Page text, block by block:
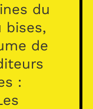
du
bises,
de
: